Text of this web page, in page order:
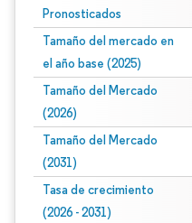
Pronosticados
Tamaño del mercado en
el año base (2025)
Tamaño del Mercado
(2026)
Tamaño del Mercado
(2031)
Tasa de crecimiento
(2026 - 2031)